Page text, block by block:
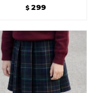
$ 299